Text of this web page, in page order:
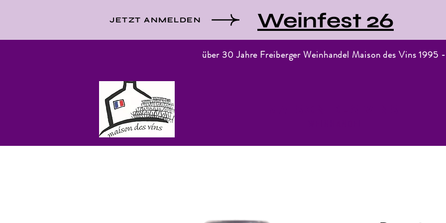
JETZT ANMELDEN Weinfest 26
über 30 Jahre Freiberger Weinhandel Maison des Vins 1995